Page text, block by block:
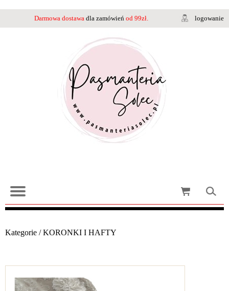
Darmowa dostawa dla zamówień od 99zł. logowanie
Kategorie /KORONKI I HAFTY